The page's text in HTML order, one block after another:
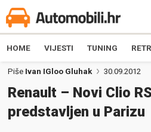
HOME VIJESTI TUNING
Piše Ivan IGloo Gluhak 30.09.2012
Renault – Novi Clio
predstavljen u Parizu